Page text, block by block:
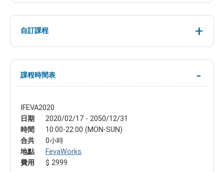
自訂課程
課程時間表
IFEVA2020
日期
2020/02/17 - 2050/12/31
時間
10:00-22:00 (MON-SUN)
合共
0小時
地點
FevaWorks
費用
$ 2999